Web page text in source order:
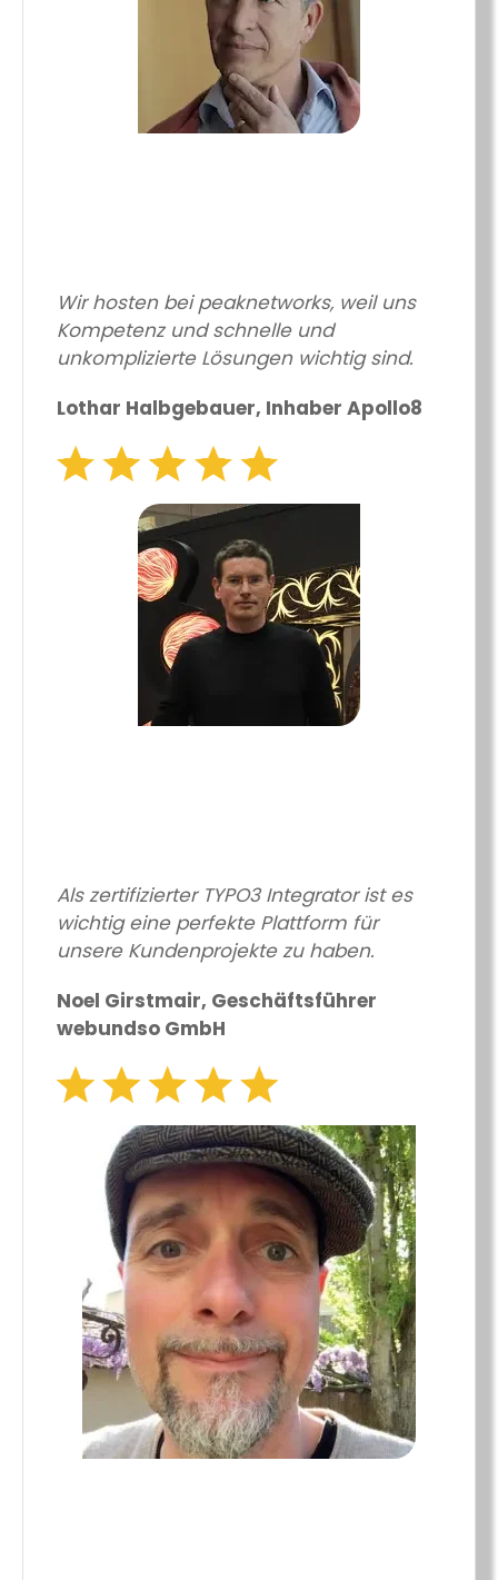
Wir hosten bei peaknetworks, weil uns
Kompetenz und schnelle und
unkomplizierte Lösungen wichtig sind.
Lothar Halbgebauer, Inhaber Apollo8
Als zertifizierter TYPO3 Integrator ist es
wichtig eine perfekte Plattform für
unsere Kundenprojekte zu haben.
Noel Girstmair, Geschäftsführer
webundso GmbH